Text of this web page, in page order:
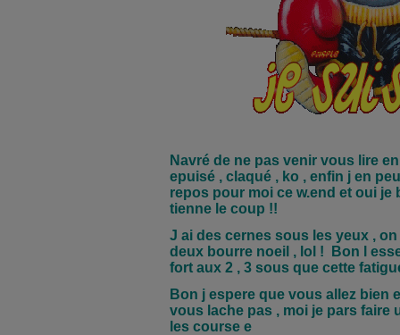
Navré de ne pas venir vous lire
epuisé , claqué , ko , enfin j en
repos pour moi ce w.end et oui je
tienne le coup !!
J ai des cernes sous les yeux ,
deux bourre noeil , lol ! Bon l
fort aux 2 , 3 sous que cette
Bon j espere que vous allez bien
vous lache pas , moi je pars faire
les course e